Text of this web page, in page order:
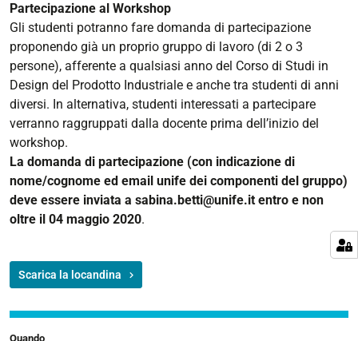
08T18:00:00+02:00
Workshop
con
attività
sperimentale,
per
gruppi
di
lavoro
(2-
3
studenti
Quando
Partecipazione al Workshop
Gli studenti potranno fare domanda di partecipazione
proponendo già un proprio gruppo di lavoro (di 2 o 3
persone), afferente a qualsiasi anno del Corso di Studi in
Design del Prodotto Industriale e anche tra studenti di anni
diversi. In alternativa, studenti interessati a partecipare
verranno raggruppati dalla docente prima dell’inizio del
workshop.
La domanda di partecipazione (con indicazione di
nome/cognome ed email unife dei componenti del gruppo)
deve essere inviata a sabina.betti@unife.it entro e non
oltre il 04 maggio 2020.
Scarica la locandina